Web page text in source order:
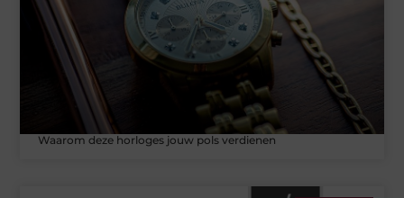
Waarom deze horloges jouw pols verdienen